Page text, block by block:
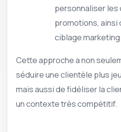
personnaliser les
promotions, ainsi
ciblage marketing.
Cette approche a non
séduire une clientèle plus
mais aussi de fidéliser la
un contexte très compétitif.